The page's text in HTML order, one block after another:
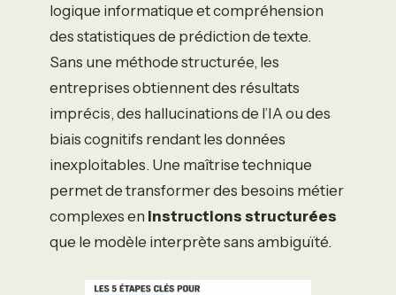
logique informatique et compréhension
des statistiques de prédiction de texte.
Sans une méthode structurée, les
entreprises obtiennent des résultats
imprécis, des hallucinations de l’IA ou des
biais cognitifs rendant les données
inexploitables. Une maîtrise technique
permet de transformer des besoins métier
complexes en instructions structurées
que le modèle interprète sans ambiguïté.